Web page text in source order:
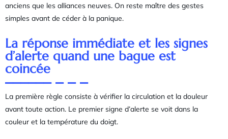
anciens que les alliances neuves. On reste maître des gestes
simples avant de céder à la panique.
La réponse immédiate et les signes
d’alerte quand une bague est
coincée
La première règle consiste à vérifier la circulation et la douleur
avant toute action. Le premier signe d’alerte se voit dans la
couleur et la température du doigt.